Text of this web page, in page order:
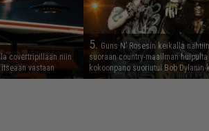
covertripillään niin
vastaan
5. Guns N’ Rosesin keikalla
suoraan country-maailman
kokoonpano suoriutui Bob Dylanin